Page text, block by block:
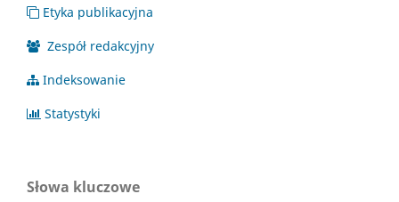
Etyka publikacyjna
Zespół redakcyjny
Indeksowanie
Statystyki
Słowa kluczowe